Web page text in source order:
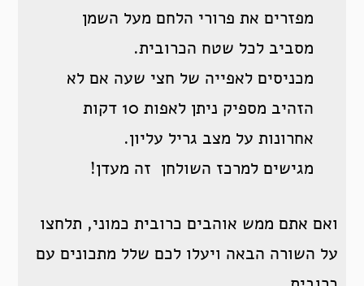
מפזרים את פרורי הלחם מעל השמן
מסביב לכל שטח הכרובית.
מכניסים לאפייה של חצי שעה אם לא
הזהיב מספיק ניתן לאפות 10 דקות
אחרונות על מצב גריל עליון.
מגישים למרכז השולחן זה מעדן!
ואם אתם ממש אוהבים כרובית כמוני, תלחצו
על השורה הבאה ויעלו לכם שלל מתכונים עם